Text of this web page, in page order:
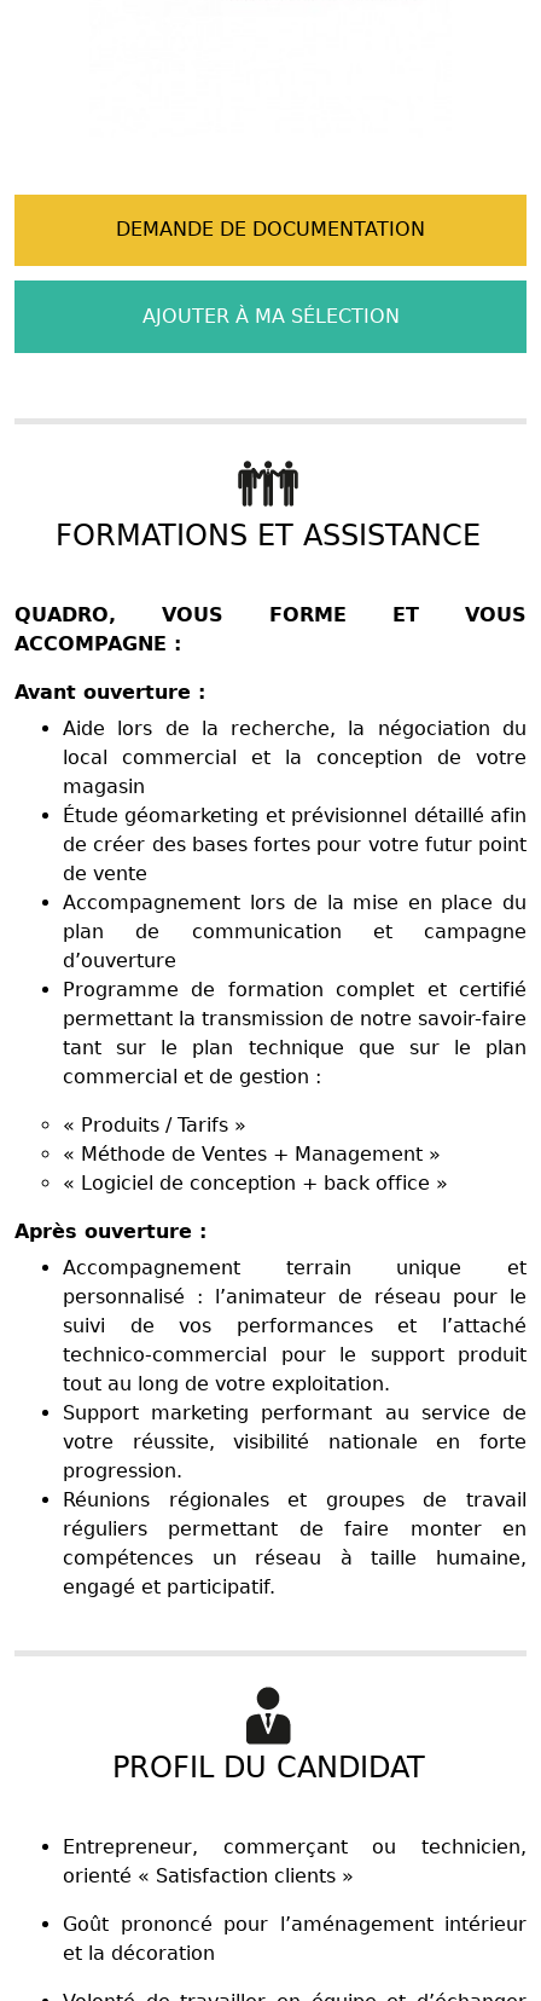
DEMANDE DE DOCUMENTATION
AJOUTER À MA SÉLECTION
FORMATIONS ET ASSISTANCE
QUADRO, VOUS FORME ET VOUS
ACCOMPAGNE :
Avant ouverture :
Aide lors de la recherche, la négociation du
local commercial et la conception de votre
magasin
Étude géomarketing et prévisionnel détaillé afin
de créer des bases fortes pour votre futur point
de vente
Accompagnement lors de la mise en place du
plan de communication et campagne
d’ouverture
Programme de formation complet et certifié
permettant la transmission de notre savoir-faire
tant sur le plan technique que sur le plan
commercial et de gestion :
« Produits / Tarifs »
« Méthode de Ventes + Management »
« Logiciel de conception + back office »
Après ouverture :
Accompagnement terrain unique et
personnalisé : l’animateur de réseau pour le
suivi de vos performances et l’attaché
technico-commercial pour le support produit
tout au long de votre exploitation.
Support marketing performant au service de
votre réussite, visibilité nationale en forte
progression.
Réunions régionales et groupes de travail
réguliers permettant de faire monter en
compétences un réseau à taille humaine,
engagé et participatif.
PROFIL DU CANDIDAT
Entrepreneur, commerçant ou technicien,
orienté « Satisfaction clients »
Goût prononcé pour l’aménagement intérieur
et la décoration